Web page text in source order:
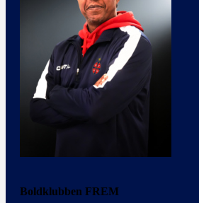
Boldklubben FREM